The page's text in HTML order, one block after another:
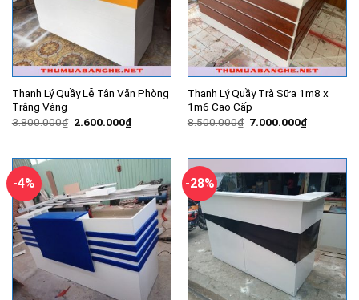
Thanh Lý Quầy Lễ Tân Văn Phòng
Trắng Vàng
3.800.000₫ Giá
2.600.000₫Giá
hiện
2.600.000₫.
Thanh Lý Quầy Trà Sữa 1m8 x
1m6 Cao Cấp
8.500.000₫ Giá
7.000.000₫Giá
hiện
-4% -28%